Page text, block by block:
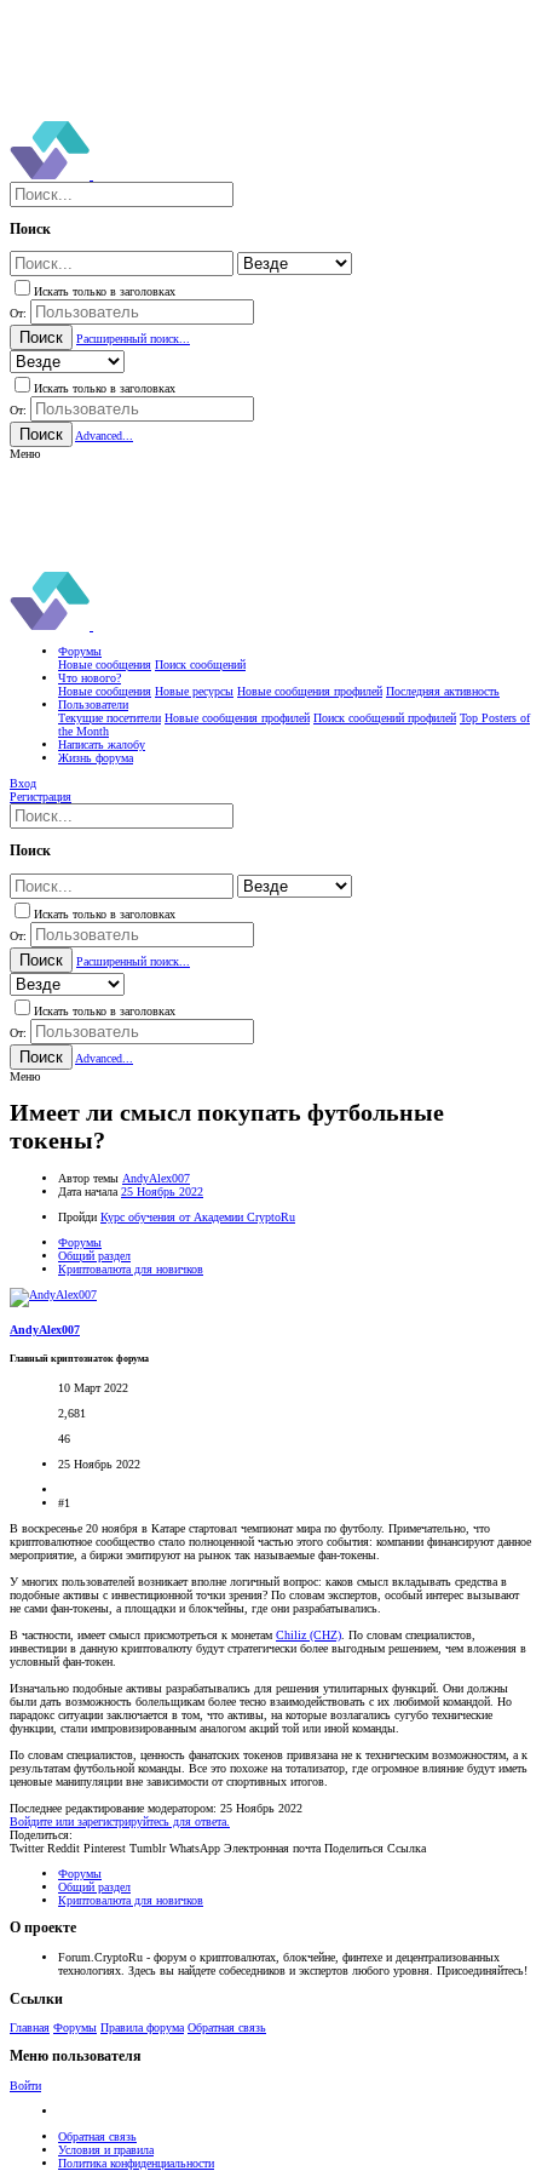
Поиск
Искать только в заголовках
От:
Поиск Расширенный поиск...
Искать только в заголовках
От:
Поиск
Advanced...
Меню
Форумы
Новые сообщения Поиск сообщений
Что нового?
Новые сообщения Новые ресурсы Новые сообщения профилей Последняя активность
Пользователи
Текущие посетители Новые сообщения профилей Поиск сообщений профилей Top Posters of
the Month
Написать жалобу
Жизнь форума
Вход
Регистрация
Поиск
Искать только в заголовках
От:
Поиск Расширенный поиск...
Искать только в заголовках
От:
Поиск
Advanced...
Меню
Имеет ли смысл покупать футбольные
токены?
Автор темы AndyAlex007
Дата начала 25 Ноябрь 2022
Пройди Курс обучения от Академии CryptoRu
Форумы
Общий раздел
Криптовалюта для новичков
AndyAlex007
Главный криптознаток форума
10 Март 2022
2,681
46
25 Ноябрь 2022
#1
В воскресенье 20 ноября в Катаре стартовал чемпионат мира по футболу. Примечательно, что
криптовалютное сообщество стало полноценной частью этого события: компании финансируют данное
мероприятие, а биржи эмитируют на рынок так называемые фан-токены.
У многих пользователей возникает вполне логичный вопрос: каков смысл вкладывать средства в
подобные активы с инвестиционной точки зрения? По словам экспертов, особый интерес вызывают
не сами фан-токены, а площадки и блокчейны, где они разрабатывались.
В частности, имеет смысл присмотреться к монетам Chiliz (CHZ) . По словам специалистов,
инвестиции в данную криптовалюту будут стратегически более выгодным решением, чем вложения в
условный фан-токен.
Изначально подобные активы разрабатывались для решения утилитарных функций. Они должны
были дать возможность болельщикам более тесно взаимодействовать с их любимой командой. Но
парадокс ситуации заключается в том, что активы, на которые возлагались сугубо технические
функции, стали импровизированным аналогом акций той или иной команды.
По словам специалистов, ценность фанатских токенов привязана не к техническим возможностям, а к
результатам футбольной команды. Все это похоже на тотализатор, где огромное влияние будут иметь
ценовые манипуляции вне зависимости от спортивных итогов.
Последнее редактирование модератором: 25 Ноябрь 2022
Войдите или зарегистрируйтесь для ответа.
Поделиться:
Twitter Reddit Pinterest Tumblr WhatsApp Электронная почта Поделиться Ссылка
Форумы
Общий раздел
Криптовалюта для новичков
О проекте
Forum.CryptoRu - форум о криптовалютах, блокчейне, финтехе и децентрализованных
технологиях. Здесь вы найдете собеседников и экспертов любого уровня. Присоединяйтесь!
Ссылки
Главная Форумы Правила форума Обратная связь
Меню пользователя
Войти
Обратная связь
Условия и правила
Политика конфиденциальности